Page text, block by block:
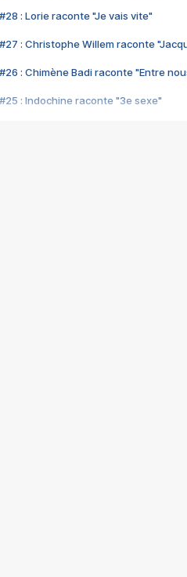
#28 : Lorie raconte "Je vais vite"
#27 : Christophe Willem raconte
#26 : Chimène Badi raconte "Entre
#25 : Indochine raconte "3e sexe"